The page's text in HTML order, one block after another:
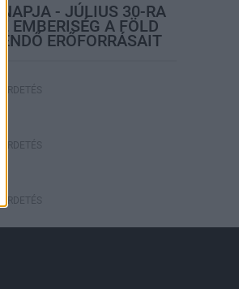
NAPJA - JÚLIUS 30-RA
EMBERISÉG A FÖLD
ERŐFORRÁSAIT
HIRDETÉS
HIRDETÉS
HIRDETÉS